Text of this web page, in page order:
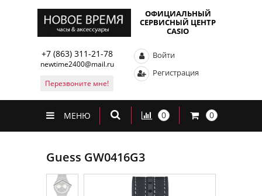
ОФИЦИАЛЬНЫЙ
СЕРВИСНЫЙ ЦЕНТР
CASIO
+7 (863) 311-21-78
newtime2400@mail.ru
Перезвоните мне!
Войти
Регистрация
МЕНЮ 0 0
Guess GW0416G3